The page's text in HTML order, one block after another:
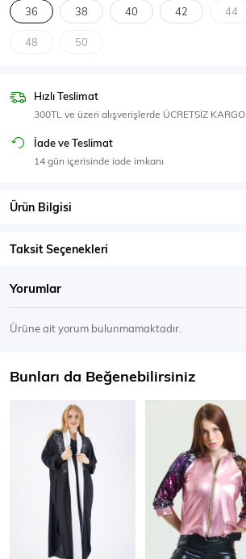
Eşofman Üstü
36 38 40 42 44
48 50
Hızlı Teslimat
300TL ve üzeri alışverişlerde ÜCRETSİZ KARGO
İade ve Teslimat
14 gün içerisinde iade imkanı
Ürün Bilgisi
Taksit Seçenekleri
Yorumlar
Ürüne ait yorum bulunmamaktadır.
Bunları da Beğenebilirsiniz